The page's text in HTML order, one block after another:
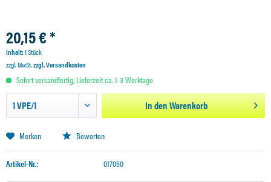
20,15 € *
Inhalt:1 Stück
zzgl. MwSt.zzgl. Versandkosten
Sofort versandfertig, Lieferzeit ca. 1-3 Werktage
In denWarenkorb
Merken Bewerten
Artikel-Nr.: 017050